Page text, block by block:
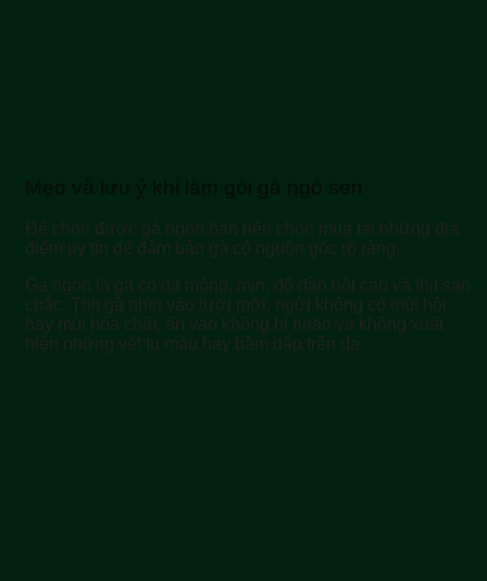
Mẹo và lưu ý khi làm gỏi gà ngó sen
Để chọn được gà ngon bạn nên chọn mua tại những địa
điểm uy tín để đảm bảo gà có nguồn gốc rõ ràng.
Gà ngon là gà có da mỏng, mịn, độ đàn hồi cao và thịt săn
chắc. Thịt gà nhìn vào tươi mới, ngửi không có mùi hôi
hay mùi hóa chất, ấn vào không bị nhão và không xuất
hiện những vết tụ máu hay bầm dập trên da.